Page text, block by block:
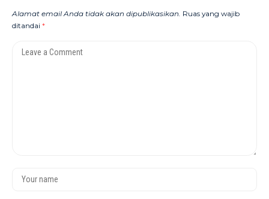
Alamat email Anda tidak akan dipublikasikan. Ruas yang wajib
ditandai *